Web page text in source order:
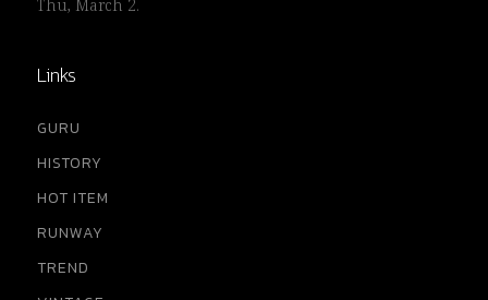
Thu, March 2.
Links
GURU
HISTORY
HOT ITEM
RUNWAY
TREND